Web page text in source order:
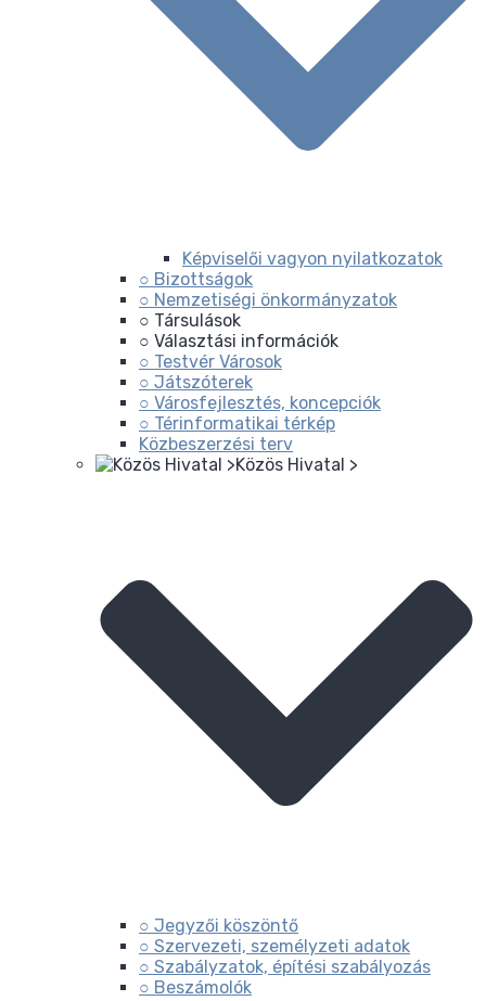
Képviselői vagyon nyilatkozatok
○ Bizottságok
○ Nemzetiségi önkormányzatok
○ Társulások
○ Választási információk
○ Testvér Városok
○ Játszóterek
○ Városfejlesztés, koncepciók
○ Térinformatikai térkép
Közbeszerzési terv
Közös Hivatal >
○ Jegyzői köszöntő
○ Szervezeti, személyzeti adatok
○ Szabályzatok, építési szabályozás
○ Beszámolók